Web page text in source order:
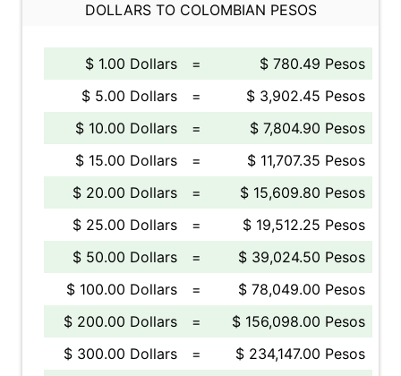
DOLLARS TO COLOMBIAN PESOS
$ 1.00 Dollars =
$ 780.49 Pesos
$ 5.00 Dollars
=
$ 3,902.45 Pesos
$ 10.00 Dollars
=
$ 7,804.90 Pesos
$ 15.00 Dollars
=
$ 11,707.35 Pesos
$ 20.00 Dollars
=
$ 15,609.80 Pesos
$ 25.00 Dollars
=
$ 19,512.25 Pesos
$ 50.00 Dollars
=
$ 39,024.50 Pesos
$ 100.00 Dollars
=
$ 78,049.00 Pesos
$ 200.00 Dollars
=
$ 156,098.00 Pesos
$ 300.00 Dollars
=
$ 234,147.00 Pesos